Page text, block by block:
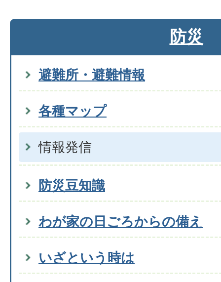
防災
避難所・避難情報
各種マップ
情報発信
防災豆知識
わが家の日ごろからの備え
いざという時は